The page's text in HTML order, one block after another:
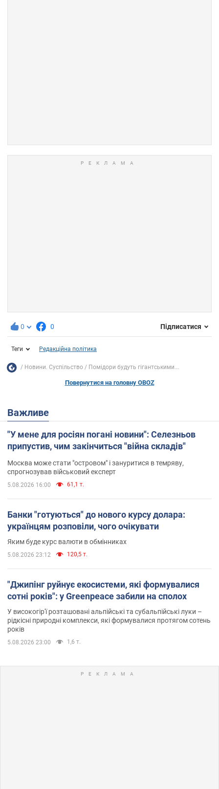
0 0 Підписатися
Теги Редакційна політика
Новини. Суспільство Помідори будуть гігантськими...
Повернутися на головну OBOZ
Важливе
"У мене для росіян погані новини": Селезньов
припустив, чим закінчиться "війна складів"
Москва може стати "островом" і зануритися в темряву,
спрогнозував військовий експерт
5.08.2026 16:00 61,1 т.
Банки "готуються" до нового курсу долара:
українцям розповіли, чого очікувати
Яким буде курс валюти в обмінниках
5.08.2026 23:12 120,5 т.
"Джипінг руйнує екосистеми, які формувалися
сотні років": у Greenpeace забили на сполох
У високогір'ї розташовані альпійські та субальпійські луки –
рідкісні природні комплекси, які формувалися протягом сотень
років
5.08.2026 23:00 1,6 т.